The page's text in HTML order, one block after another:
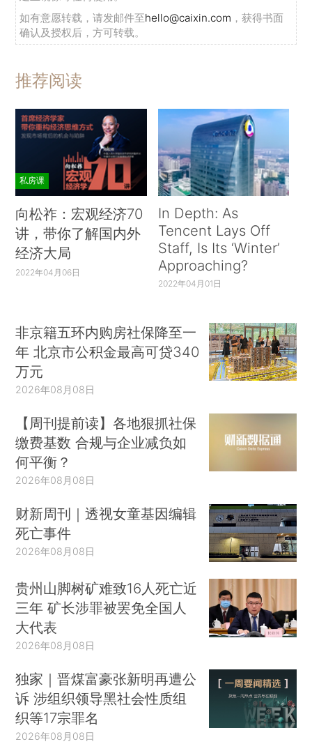
如有意愿转载，请发邮件至hello@caixin.com ，获得书面
确认及授权后，方可转载。
推荐阅读
私房课
向松祚：宏观经济70
讲，带你了解国内外
经济大局
2022年04月06日
In Depth: As
Tencent Lays Off
Staff, Is Its ‘Winter’
Approaching?
2022年04月01日
非京籍五环内购房社保降至一
年 北京市公积金最高可贷340
万元
2026年08月08日
【周刊提前读】各地狠抓社保
缴费基数 合规与企业减负如
何平衡？
2026年08月08日
财新周刊｜透视女童基因编辑
死亡事件
2026年08月08日
贵州山脚树矿难致16人死亡近
三年 矿长涉罪被罢免全国人
大代表
2026年08月08日
独家｜晋煤富豪张新明再遭公
诉 涉组织领导黑社会性质组
织等17宗罪名
2026年08月08日